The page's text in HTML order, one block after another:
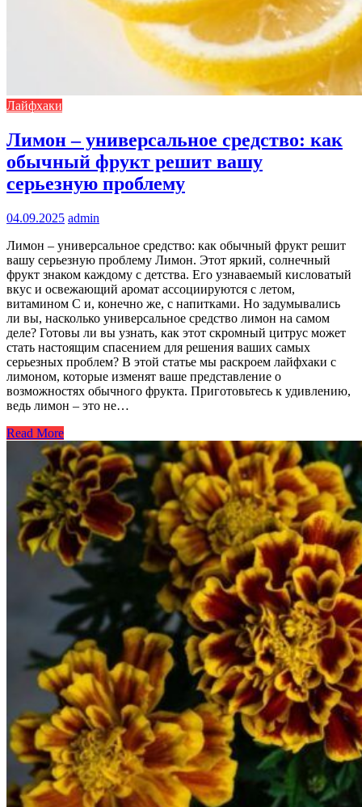
Лайфхаки
Лимон – универсальное средство: как
обычный фрукт решит вашу
серьезную проблему
04.09.2025 admin
Лимон – универсальное средство: как обычный фрукт решит
вашу серьезную проблему Лимон. Этот яркий, солнечный
фрукт знаком каждому с детства. Его узнаваемый кисловатый
вкус и освежающий аромат ассоциируются с летом,
витамином C и, конечно же, с напитками. Но задумывались
ли вы, насколько универсальное средство лимон на самом
деле? Готовы ли вы узнать, как этот скромный цитрус может
стать настоящим спасением для решения ваших самых
серьезных проблем? В этой статье мы раскроем лайфхаки с
лимоном, которые изменят ваше представление о
возможностях обычного фрукта. Приготовьтесь к удивлению,
ведь лимон – это не…
Read More